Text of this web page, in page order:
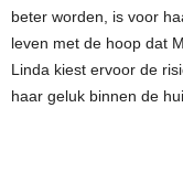
beter worden, is voor
leven met de hoop dat
Linda kiest ervoor de
haar geluk binnen de